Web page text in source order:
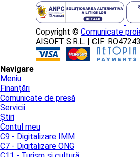
Copyright © Comunicate
AISOFT S.R.L. | CIF:
Navigare
Meniu
Finanțări
Comunicate de presă
Servicii
Știri
Contul meu
C9 - Digitalizare IMM
C7 - Digitalizare ONG